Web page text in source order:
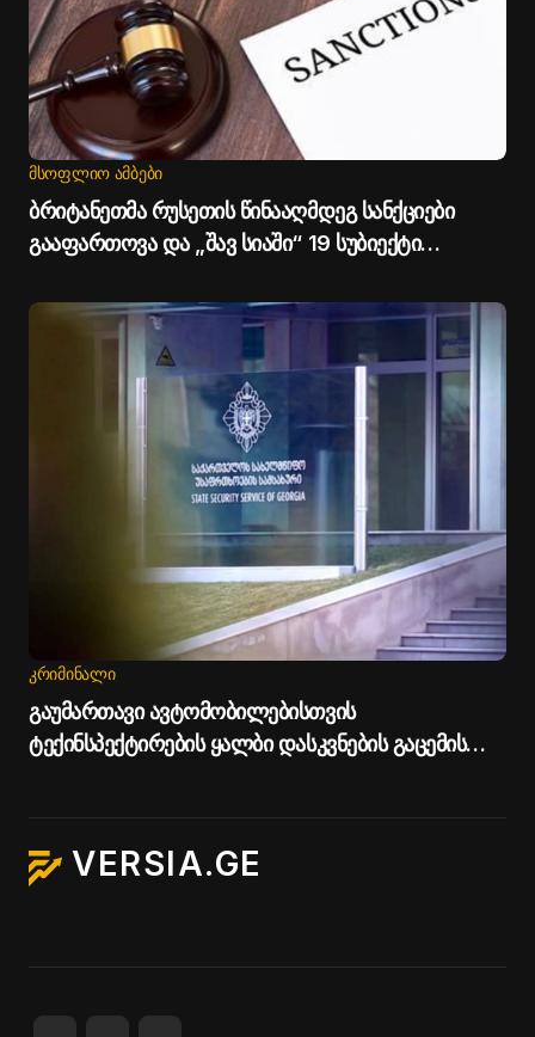
ᲛᲡᲝᲤᲚᲘᲝ ᲐᲛᲑᲔᲑᲘ
ბრიტანეთმა რუსეთის წინააღმდეგ სანქციები
გააფართოვა და „შავ სიაში“ 19 სუბიექტი
ᲙᲠᲘᲛᲘᲜᲐᲚᲘ
გაუმართავი ავტომობილებისთვის
ტექინსპექტირების ყალბი დასკვნების გაცემის
VERSIA.GE